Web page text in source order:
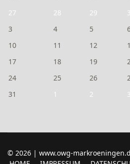
27
28 29
3
4 5
10
11 12
17
18 19
24
25 26
31
1 2 3
© 2026 | www.owg-